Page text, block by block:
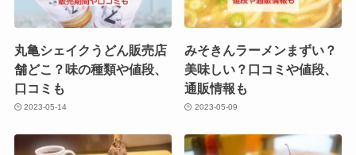
丸亀シェイクうどん販売店
舗どこ？味の種類や値段、
口コミも
2023-05-14
みそきんラーメンまずい？
美味しい？口コミや値段、
通販情報も
2023-05-09